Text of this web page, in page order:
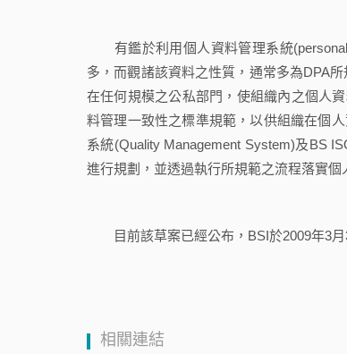
有鑑於利用個人資料管理系統(personal
多，而觀諸該資料之性質，通常多為DPA
在任何規模之公私部門，使組織內之個人
料管理一致性之標準規範，以供組織在個
系統(Quality Management System)及BS
進行規劃，並透過執行所規範之流程落實個
目前該草案已經公布，BSI於2009年3月
相關連結